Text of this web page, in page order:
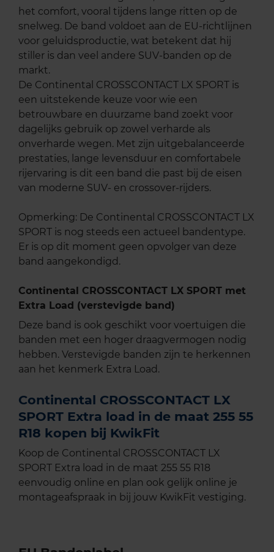
het comfort, vooral tijdens lange ritten op de
snelweg. De band voldoet aan de EU-richtlijnen
voor geluidsproductie, wat betekent dat hij
stiller is dan veel andere SUV-banden op de
markt.
De Continental CROSSCONTACT LX SPORT is
een uitstekende keuze voor wie een
betrouwbare en duurzame band zoekt voor
dagelijks gebruik op zowel verharde als
onverharde wegen. Met zijn uitgebalanceerde
prestaties, lange levensduur en comfortabele
rijervaring is dit een band die past bij de eisen
van moderne SUV- en crossover-rijders.
Opmerking: De Continental CROSSCONTACT LX
SPORT is nog steeds een actueel bandentype.
Er is op dit moment geen opvolger van deze
band aangekondigd.
Continental CROSSCONTACT LX SPORT met
Extra Load (verstevigde band)
Deze band is ook geschikt voor voertuigen die
banden met een hoger draagvermogen nodig
hebben. Verstevigde banden zijn te herkennen
aan het kenmerk Extra Load.
Continental CROSSCONTACT LX
SPORT Extra load in de maat 255 55
R18 kopen bij KwikFit
Koop de Continental CROSSCONTACT LX
SPORT Extra load in de maat 255 55 R18
eenvoudig online en plan ook gelijk online je
montageafspraak in bij jouw KwikFit vestiging.